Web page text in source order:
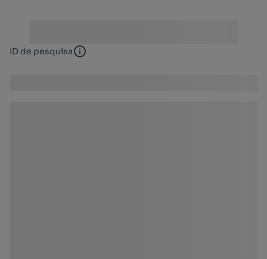
ID de pesquisa ID de pesquisa